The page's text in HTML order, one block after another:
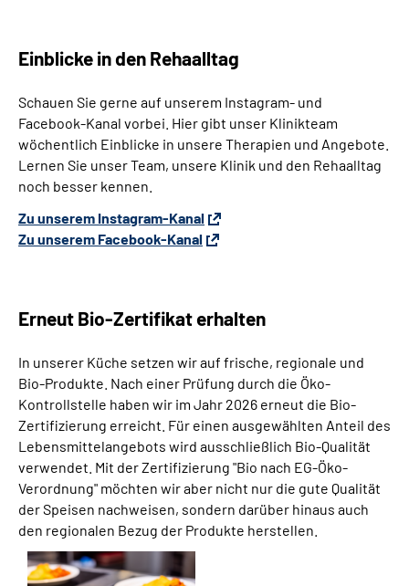
Einblicke in den Rehaalltag
Schauen Sie gerne auf unserem Instagram- und
Facebook-Kanal vorbei. Hier gibt unser Klinikteam
wöchentlich Einblicke in unsere Therapien und Angebote.
Lernen Sie unser Team, unsere Klinik und den Rehaalltag
noch besser kennen.
Zu unserem Instagram-Kanal
Zu unserem Facebook-Kanal
Erneut Bio-Zertifikat erhalten
In unserer Küche setzen wir auf frische, regionale und
Bio-Produkte. Nach einer Prüfung durch die Öko-
Kontrollstelle haben wir im Jahr 2026 erneut die Bio-
Zertifizierung erreicht. Für einen ausgewählten Anteil des
Lebensmittelangebots wird ausschließlich Bio-Qualität
verwendet. Mit der Zertifizierung "Bio nach EG-Öko-
Verordnung" möchten wir aber nicht nur die gute Qualität
der Speisen nachweisen, sondern darüber hinaus auch
den regionalen Bezug der Produkte herstellen.